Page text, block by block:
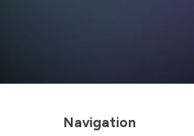
Navigation